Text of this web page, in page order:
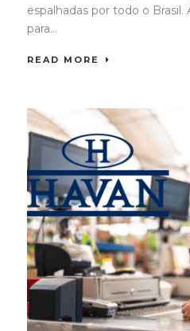
espalhadas por todo o Brasil.
para...
READ MORE